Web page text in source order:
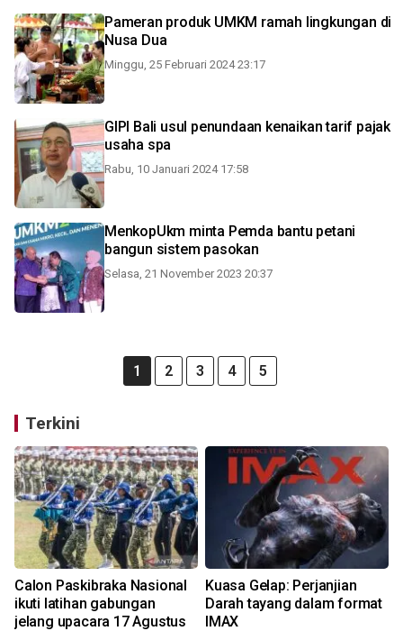
Pameran produk UMKM ramah lingkungan di
Nusa Dua
Minggu, 25 Februari 2024 23:17
GIPI Bali usul penundaan kenaikan tarif pajak
usaha spa
Rabu, 10 Januari 2024 17:58
MenkopUkm minta Pemda bantu petani
bangun sistem pasokan
Selasa, 21 November 2023 20:37
1 2 3 4 5
Terkini
Calon Paskibraka Nasional
ikuti latihan gabungan
jelang upacara 17 Agustus
Kuasa Gelap: Perjanjian
Darah tayang dalam format
IMAX